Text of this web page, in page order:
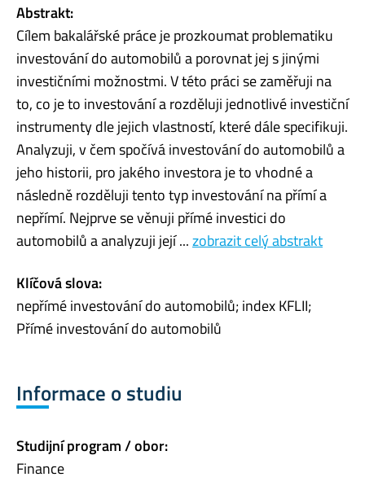
Abstrakt:
Cílem bakalářské práce je prozkoumat problematiku
investování do automobilů a porovnat jej s jinými
investičními možnostmi. V této práci se zaměřuji na
to, co je to investování a rozděluji jednotlivé investiční
instrumenty dle jejich vlastností, které dále specifikuji.
Analyzuji, v čem spočívá investování do automobilů a
jeho historii, pro jakého investora je to vhodné a
následně rozděluji tento typ investování na přímí a
nepřímí. Nejprve se věnuji přímé investici do
automobilů a analyzuji její ...zobrazit celý abstrakt
Klíčová slova:
nepřímé investování do automobilů; index KFLII;
Přímé investování do automobilů
Informace o studiu
Studijní program / obor:
Finance